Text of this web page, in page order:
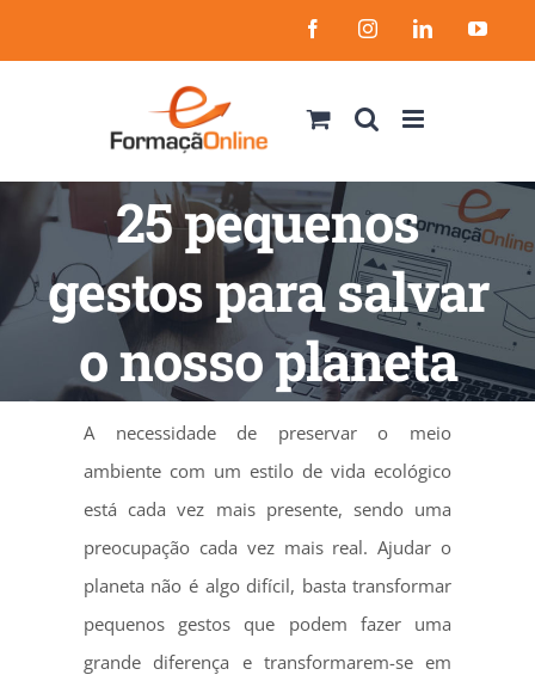
to
FacebookInstagramLinkedIn
25 pequenos
gestos para salvar
o nosso planeta
A necessidade de preservar o meio
ambiente com um estilo de vida ecológico
está cada vez mais presente, sendo uma
preocupação cada vez mais real. Ajudar o
planeta não é algo difícil, basta transformar
pequenos gestos que podem fazer uma
grande diferença e transformarem-se em